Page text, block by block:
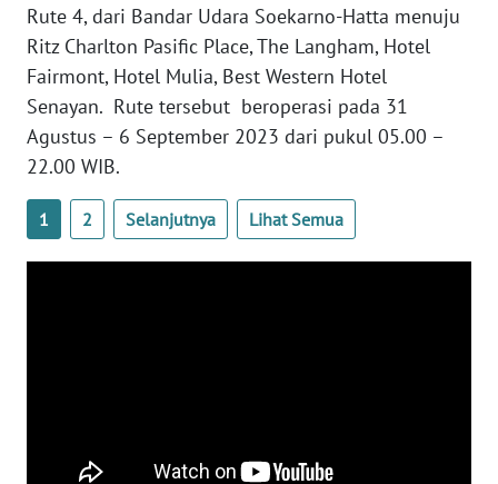
Rute 4, dari Bandar Udara Soekarno-Hatta menuju
Ritz Charlton Pasific Place, The Langham, Hotel
Fairmont, Hotel Mulia, Best Western Hotel
Senayan. Rute tersebut beroperasi pada 31
Agustus – 6 September 2023 dari pukul 05.00 –
22.00 WIB.
1 2 Selanjutnya Lihat Semua
PAPUA
WN
BARAT
WN
RIAU
WN